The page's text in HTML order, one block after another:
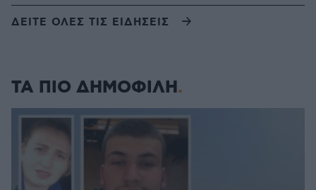
ΔΕΙΤΕ ΟΛΕΣ ΤΙΣ ΕΙΔΗΣΕΙΣ
ΤΑ ΠΙΟ ΔΗΜΟΦΙΛΗ